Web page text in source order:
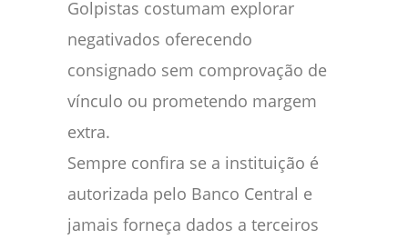
Golpistas costumam explorar
negativados oferecendo
consignado sem comprovação de
vínculo ou prometendo margem
extra.
Sempre confira se a instituição é
autorizada pelo Banco Central e
jamais forneça dados a terceiros